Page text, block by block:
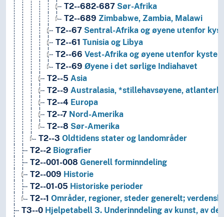
T2--682-687 Sør-Afrika
T2--689 Zimbabwe, Zambia, Malawi
T2--67 Sentral-Afrika og øyene utenfor
T2--61 Tunisia og Libya
T2--66 Vest-Afrika og øyene utenfor kysten
T2--69 Øyene i det sørlige Indiahavet
T2--5 Asia
T2--9 Australasia, *stillehavsøyene,
T2--4 Europa
T2--7 Nord-Amerika
T2--8 Sør-Amerika
T2--3 Oldtidens stater og landområder
T2--2 Biografier
T2--001-008 Generell forminndeling
T2--009 Historie
T2--01-05 Historiske perioder
T2--1 Områder, regioner, steder generelt;
T3--0 Hjelpetabell 3. Underinndeling av kunst, av